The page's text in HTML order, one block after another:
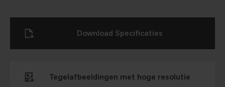
Tegelafbeeldingen met hoge resolutie
Download Specificaties